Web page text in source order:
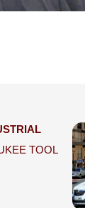
TOOL